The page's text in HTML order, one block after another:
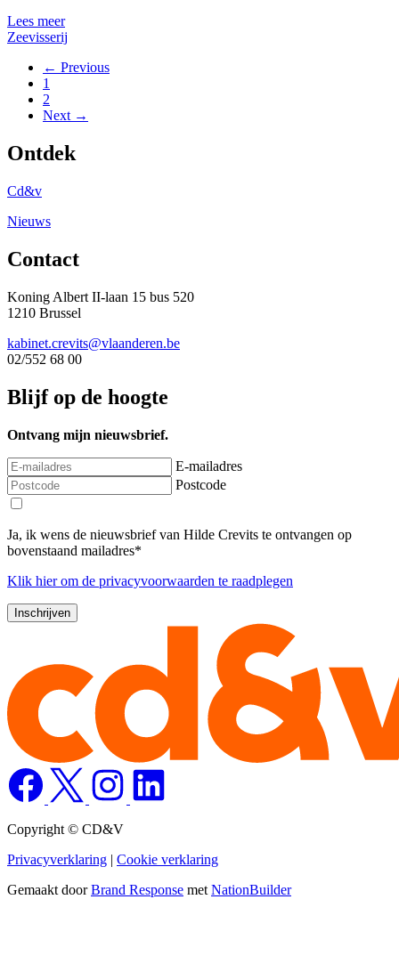
Lees meer
Zeevisserij
← Previous
1
2
Next →
Ontdek
Cd&v
Nieuws
Contact
Koning Albert II-laan 15 bus 520
1210 Brussel
kabinet.crevits@vlaanderen.be
02/552 68 00
Blijf op de hoogte
Ontvang mijn nieuwsbrief.
E-mailadres
Postcode
Ja, ik wens de nieuwsbrief van Hilde Crevits te ontvangen op
bovenstaand mailadres*
Klik hierom de privacyvoorwaarden te raadplegen
Copyright © CD&V
Privacyverklaring | Cookie verklaring
Gemaakt doorBrand Response met NationBuilder